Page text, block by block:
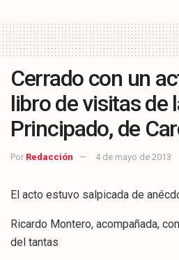
Cerrado con un
libro de visitas de
Principado, de
Por Redacción 4 de mayo de 2013
El acto estuvo salpicada de
Ricardo Montero, acompañada,
del tantas